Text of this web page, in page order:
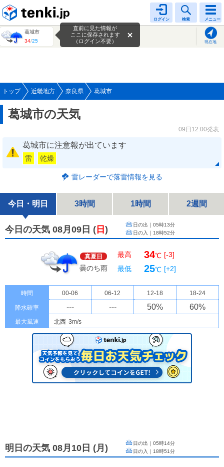
ログイン 検索 メニュー
葛城市
34/25 現在地
直前に見た情報が
ここに保存されます
（ログイン不要）
トップ 近畿地方 奈良県 葛城市
葛城市の天気
09日12:00発表
葛城市に注意報が出ています
雷 乾燥
雷レーダーで落雷情報を見る
今日・明日 3時間 1時間 2週間
今日の天気 08月09日 ( 日 ) 日の出｜ 05時13分
日の入｜ 18時52分
真夏日
曇のち雨
最高 34℃ [-3]
最低
25℃ [+2]
時間 00-06 06-12 12-18 18-24
降水確率 --- --- 50% 60%
最大風速 北西 3m/s
明日の天気 08月10日 (月 ) 日の出｜ 05時14分
日の入｜ 18時51分